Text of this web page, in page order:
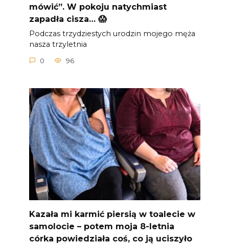
mówić”. W pokoju natychmiast
zapadła cisza… 😱
Podczas trzydziestych urodzin mojego męża
nasza trzyletnia
0 96
Kazała mi karmić piersią w toalecie w
samolocie – potem moja 8-letnia
córka powiedziała coś, co ją uciszyło